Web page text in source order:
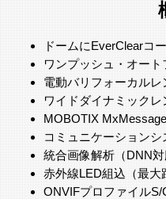
ドームにEverClearコ
ワンプッシュ・オー
電動バリフォーカル
ワイドダイナミック
MOBOTIX
コミュニケーションシ
統合画像解析（DNN
赤外線LED組込（最大
ONVIFプロファイル